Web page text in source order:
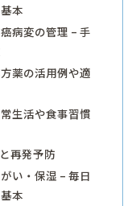
本
病変の管理 – 手
薬の活用例や適
生活や食事習慣
再発予防
い・保湿 – 毎日
本